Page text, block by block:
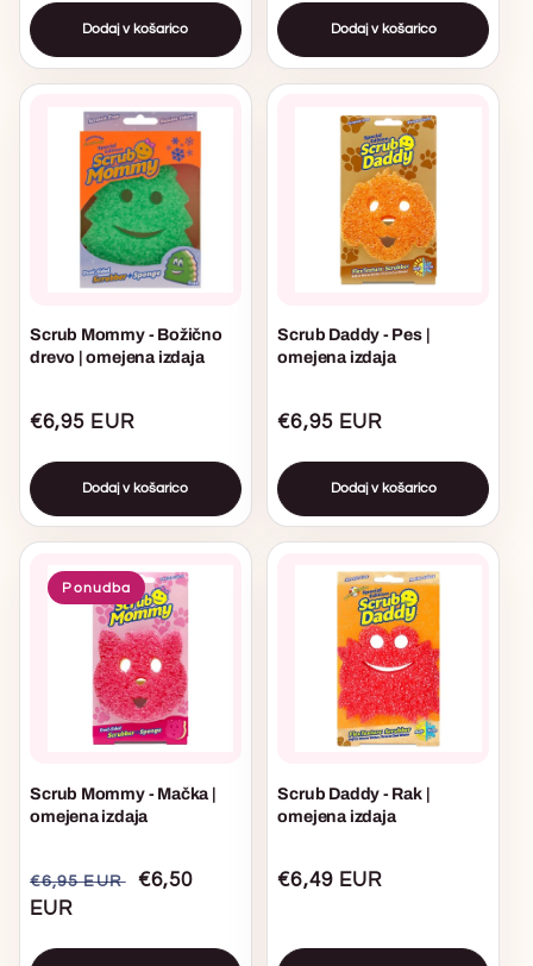
Dodaj v košarico Dodaj v košarico
Scrub Mommy - Božično
drevo | omejena izdaja
Običajna
€6,95 EUR
Dodaj v košarico
Scrub Daddy - Pes |
omejena izdaja
Običajna
€6,95 EUR
Dodaj v košarico
Ponudba
Scrub Mommy - Mačka |
omejena izdaja
Običajna
cena
€6,95 EUR
Akcijska
€6,50
EUR
Scrub Daddy - Rak |
omejena izdaja
Običajna
€6,49 EUR